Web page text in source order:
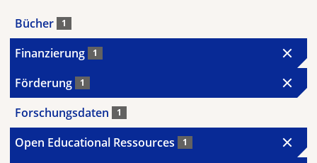
Bücher 1
Finanzierung 1
Förderung 1
Forschungsdaten 1
Open Educational Ressources 1